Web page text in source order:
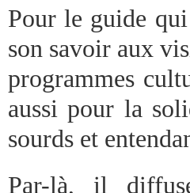
Pour le guide
son savoir aux
programmes
aussi pour la
sourds et
Par-là, il